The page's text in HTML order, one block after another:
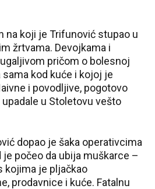
na koji je Trifunović stupao u
žrtvama. Devojkama i
pričom o bolesnoj
kod kuće i kojoj je
i povodljive, pogotovo
u Stoletovu vešto
dopao je šaka operativcima
je počeo da ubija muškarce –
kojima je pljačkao
prodavnice i kuće. Fatalnu